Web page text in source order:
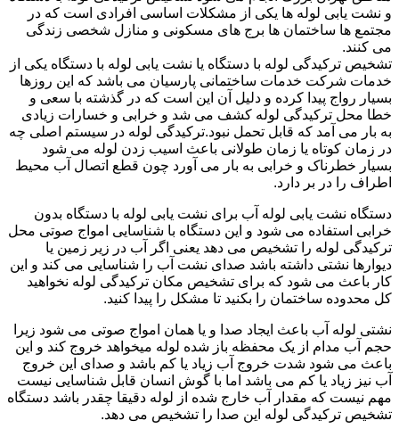
و نشت یابی لوله ها یکی از مشکلات اساسی افرادی است که در
مجتمع ها ساختمان ها برج های مسکونی و منازل شخصی زندگی
می کنند.
تشخیص ترکیدگی لوله با دستگاه یا نشت یابی لوله با دستگاه یکی از
خدمات شرکت خدمات ساختمانی پارسیان می باشد که این روزها
بسیار رواج پیدا کرده و دلیل آن این است که در گذشته با سعی و
خطا محل ترکیدگی لوله کشف می شد و خرابی و خسارات زیادی
به بار می آمد که قابل تحمل نبود.ترکیدگی لوله در سیستم اصلی چه
در زمان کوتاه یا زمان طولانی باعث اسیب زدن لوله می شود
بسیار خطرناک و خرابی به بار می آورد چون قطع اتصال آب محیط
اطراف را در بر دارد.
دستگاه نشت یابی لوله آب برای نشت یابی لوله با دستگاه بدون
خرابی استفاده می شود و این دستگاه با شناسایی امواج صوتی محل
ترکیدگی لوله را تشخیص می دهد یعنی اگر آب در زیر زمین یا
دیوارها نشتی داشته باشد صدای نشت آب را شناسایی می کند و این
کار باعث می شود که برای تشخیص مکان ترکیدگی لوله نخواهید
کل محدوده ساختمان را بکنید تا مشکل را پیدا کنید.
نشتی لوله آب باعث ایجاد صدا و یا همان امواج صوتی می شود زیرا
حجم آب مدام از یک محفظه باز شده لوله میخواهد خروج کند و این
باعث می شود شدت خروج آب زیاد یا کم باشد و صدای این خروج
آب نیز زیاد یا کم می باشد اما با گوش انسان قابل شناسایی نیست
مهم نیست که مقدار آب خارج شده از لوله دقیقا چقدر باشد دستگاه
تشخیص ترکیدگی لوله این صدا را تشخیص می دهد.